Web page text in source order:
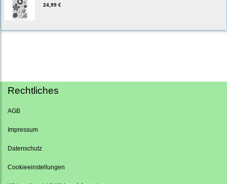
24,99 €
Rechtliches
AGB
Impressum
Datenschutz
Cookieeinstellungen